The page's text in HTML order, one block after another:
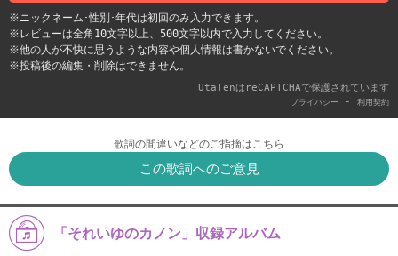
※ニックネーム･性別･年代は初回のみ入力できます。
※レビューは全角10文字以上、500文字以内で入力してください。
※他の人が不快に思うような内容や個人情報は書かないでください。
※投稿後の編集・削除はできません。
UtaTenはreCAPTCHAで保護されています
プライバシー - 利用契約
歌詞の間違いなどのご指摘はこちら
この歌詞へのご意見
「それいゆのカノン」収録アルバム